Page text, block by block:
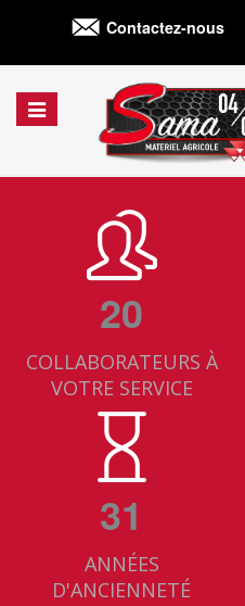
Contactez-nous
Afficher/cacher
la
20
COLLABORATEURS À
VOTRE SERVICE
31
ANNÉES
D'ANCIENNETÉ